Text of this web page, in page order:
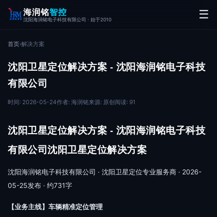
海润铭智控
沈阳海润铭电子科技有限公司 · 始于2010 ☰
首页›解决方案
沈阳卫星定位解决方案 - 沈阳海润铭电子科技
有限公司
时间: 2026-05-24作者: 海润铭来源: 原创阅读: 91
沈阳卫星定位解决方案 - 沈阳海润铭电子科技
有限公司沈阳卫星定位解决方案
沈阳海润铭电子科技有限公司 · 沈阳卫星定位专业服务商 · 2026-
05-25发布 · 约731字
【业务主线】车辆精准定位管理